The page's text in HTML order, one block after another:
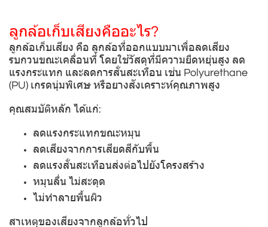
ลูกล้อเก็บเสียงคืออะไร?
ลูกล้อเก็บเสียง คือ ลูกล้อที่ออกแบบมาเพื่อลดเสียง
รบกวนขณะเคลื่อนที่ โดยใช้วัสดุที่มีความยืดหยุ่นสูง ลด
แรงกระแทก และลดการสั่นสะเทือน เช่น Polyurethane
(PU) เกรดนุ่มพิเศษ หรือยางสังเคราะห์คุณภาพสูง
คุณสมบัติหลัก ได้แก่:
ลดแรงกระแทกขณะหมุน
ลดเสียงจากการเสียดสีกับพื้น
ลดแรงสั่นสะเทือนส่งต่อไปยังโครงสร้าง
หมุนลื่น ไม่สะดุด
ไม่ทำลายพื้นผิว
สาเหตุของเสียงจากลูกล้อทั่วไป